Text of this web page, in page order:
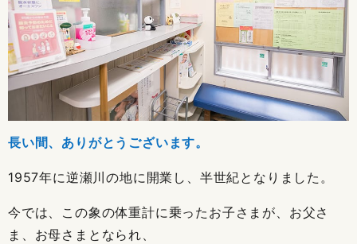
長い間、ありがとうございます。
1957年に逆瀬川の地に開業し、半世紀となりました。
今では、この象の体重計に乗ったお子さまが、お父さ
ま、お母さまとなられ、